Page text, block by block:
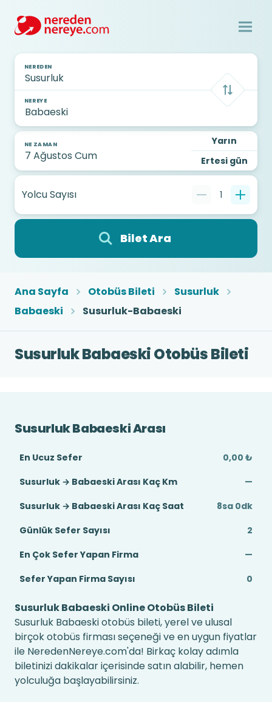
NEREDEN
NEREYE
NE ZAMAN
Yarın
Ertesi gün
Yolcu Sayısı 1
Bilet Ara
Ana Sayfa Otobüs Bileti
Susurluk
Babaeski
Susurluk-Babaeski
Susurluk Babaeski Otobüs Bileti
Susurluk Babaeski Arası
En Ucuz Sefer
0,00 ₺
Susurluk → Babaeski Arası Kaç Km
—
Susurluk → Babaeski Arası Kaç Saat
8sa 0dk
Günlük Sefer Sayısı
2
En Çok Sefer Yapan Firma
—
Sefer Yapan Firma Sayısı
0
Susurluk Babaeski Online Otobüs Bileti
Susurluk Babaeski otobüs bileti, yerel ve ulusal
birçok otobüs firması seçeneği ve en uygun fiyatlar
ile NeredenNereye.com'da! Birkaç kolay adımla
biletinizi dakikalar içerisinde satın alabilir, hemen
yolculuğa başlayabilirsiniz.